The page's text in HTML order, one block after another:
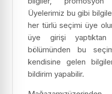
Üyelerimiz bu gibi
her türlü seçimi üye
üye girişi
bölümünden bu
kendisine gelen
bildirim yapabilir.